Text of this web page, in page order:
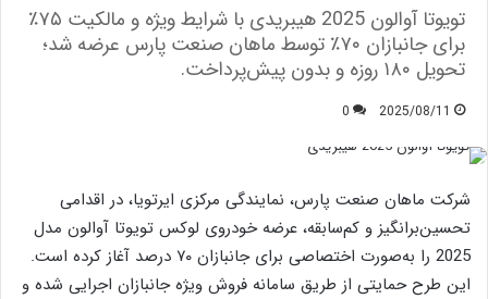
تویوتا آوالون 2025 هیبریدی با شرایط ویژه و مالکیت ۷۵٪
برای جانبازان ۷۰٪ توسط ماهان صنعت پارس عرضه شد؛
تحویل ۱۸۰ روزه و بدون پیش‌پرداخت.
2025/08/11
0
شرکت ماهان صنعت پارس، نمایندگی مرکزی ایرتویا، در اقدامی
تحسین‌برانگیز و کم‌سابقه، عرضه خودروی لوکس تویوتا آوالون مدل
2025 را به‌صورت اختصاصی برای جانبازان ۷۰ درصد آغاز کرده است.
این طرح حمایتی از طریق سامانه فروش ویژه جانبازان اجرایی شده و